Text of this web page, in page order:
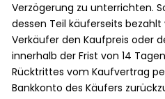
Verzögerung zu unterrichten.
dessen Teil käuferseits
Verkäufer den Kaufpreis oder
innerhalb der Frist von 14
Rücktrittes vom Kaufvertrag
Bankkonto des Käufers